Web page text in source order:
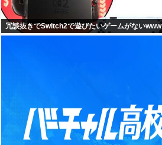
冗談抜きでSwitch2で遊びたいゲームがないwww